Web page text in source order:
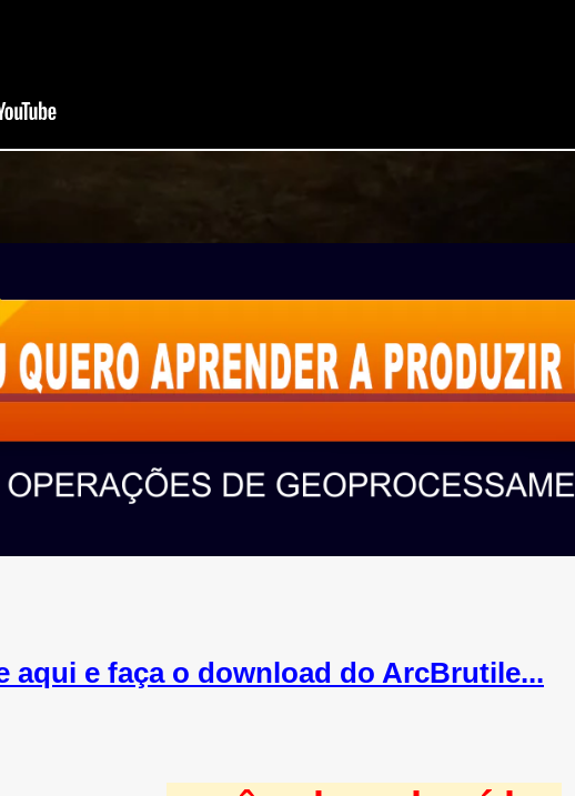
aqui e faça o download do ArcBrutile...